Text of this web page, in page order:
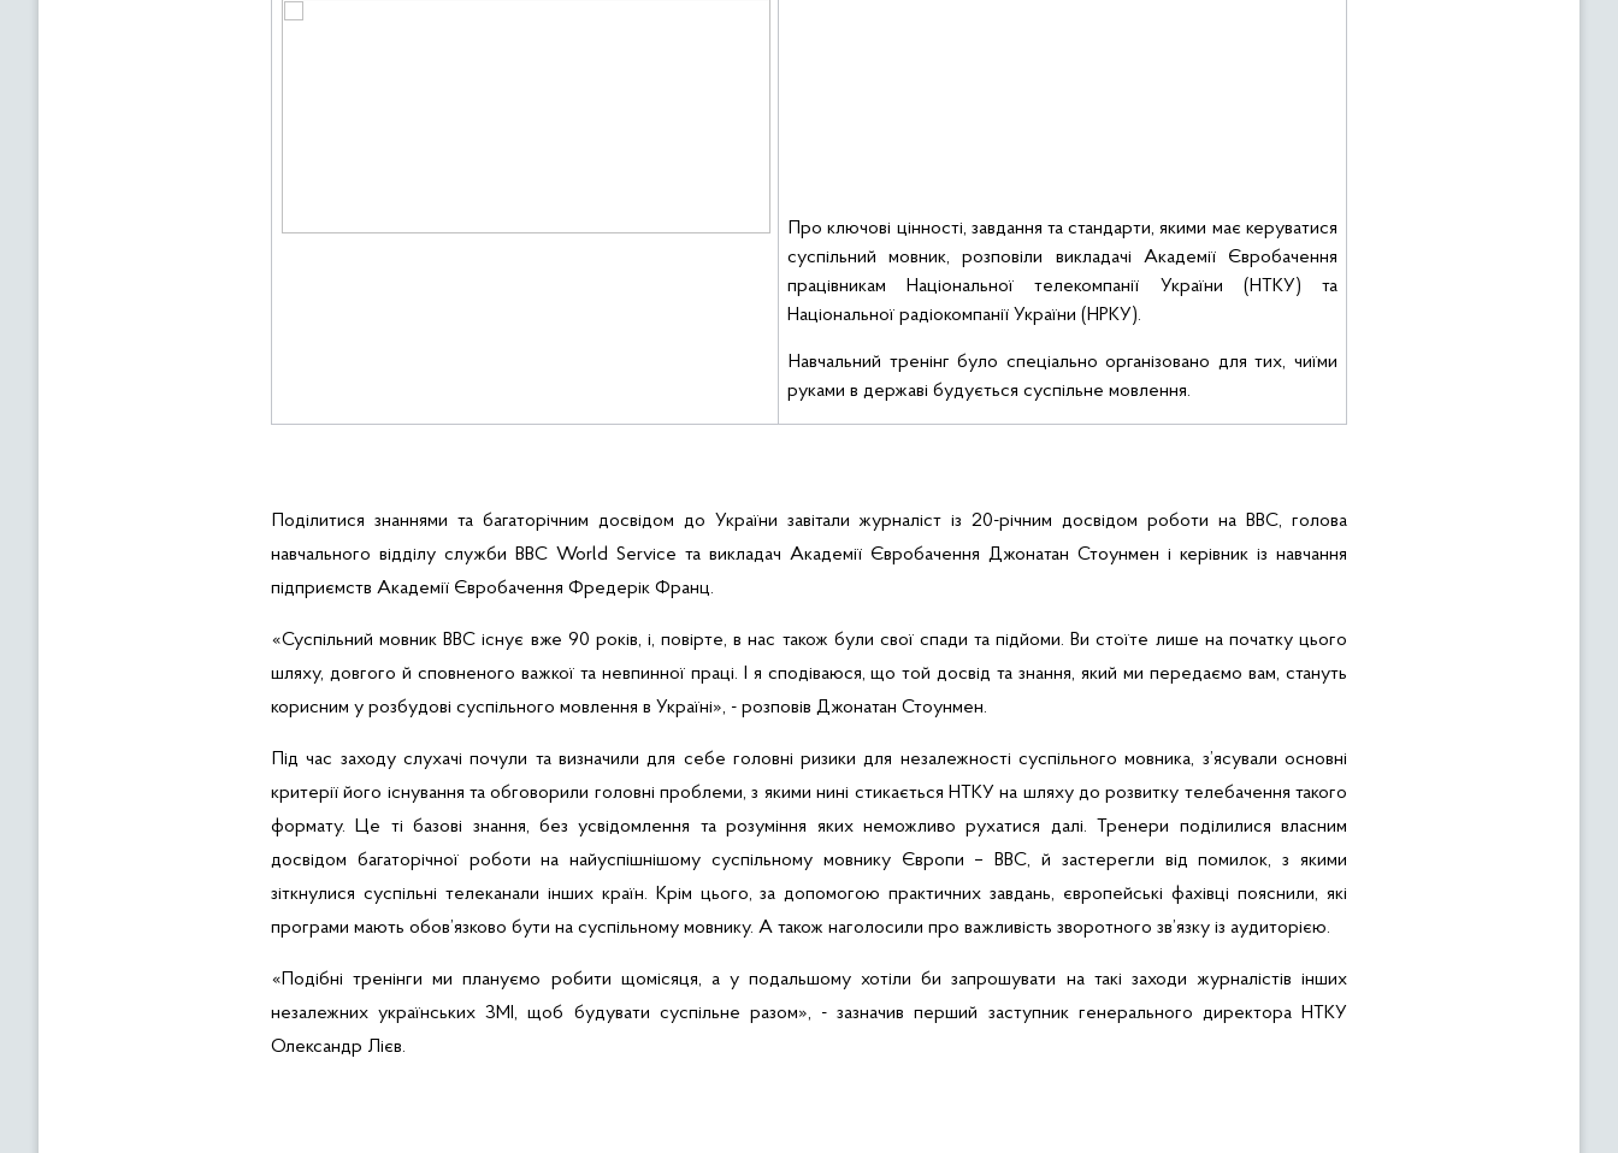
Про ключові цінності, завдання тастандарти, якими має керуватися
суспільний мовник, розповіли викладачі Академії Євробачення
працівникам Національної телекомпанії України ( НТКУ) та
Національної радіокомпанії України ( НРКУ).
Навчальний тренінг було спеціально організовано для тих, чиїми
руками в державі будується суспільне мовлення.
Поділитися знаннями та багаторічним досвідом до України завітали журналіст із 20-річним досвідом роботи на BBC, голова
навчального відділу служби
BBC World Service та викладач Академії Євробачення Джонатан Стоунмен і керівник із навчання
підприємств Академії Євробачення Фредерік Франц.
«Суспільний мовник BBC існує вже 90 років, і, повірте, в нас також були свої спади та підйоми. Ви стоїте лише на початку цього
шляху, довгого й сповненого важкої та невпинної праці. І я сподіваюся, що той досвід та знання, який ми передаємо вам, стануть
корисним у розбудові суспільного мовлення в Україні», - розповів Джонатан Стоунмен.
Під час заходу слухачі почули та визначили для себе головні ризики для незалежності суспільного мовника, з’ясували основні
критерії його існування та обговорили головні проблеми, з якими нині стикається НТКУ на шляху до розвитку телебачення такого
формату. Це ті базові знання, без усвідомлення та розуміння яких неможливо рухатися далі. Тренери поділилися власним
досвідом багаторічної роботи на найуспішнішому суспільному мовнику Європи –
BBC, й застерегли від помилок, з якими
зіткнулися суспільні телеканали інших країн. Крім цього, за допомогою практичних завдань, європейські фахівці пояснили, які
програми мають обов’язково бути на суспільному мовнику. А також наголосили про важливість зворотного зв’язку із аудиторією.
«Подібні тренінги ми плануємо робити щомісяця, а у подальшому хотіли би запрошувати на такі заходи журналістів інших
незалежних українських ЗМІ, щоб будувати суспільне разом», - зазначив перший заступник генерального директора
НТКУ
Олександр Лієв.